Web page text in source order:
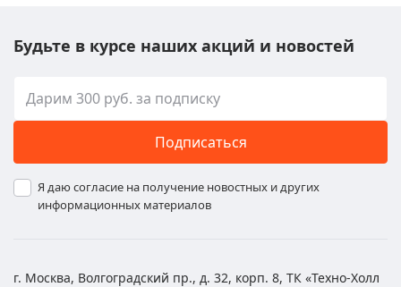
Будьте в курсе наших акций и новостей
Подписаться
Я даю согласие на получение новостных и других
информационных материалов
г. Москва, Волгоградский пр., д. 32, корп. 8, ТК «Техно-Холл